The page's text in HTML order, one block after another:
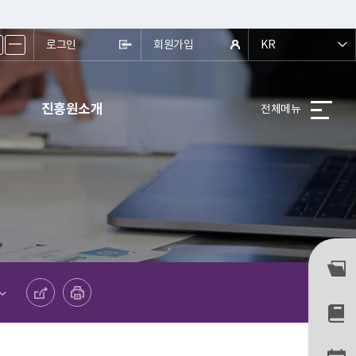
ㅡ 로그인 회원가입 KR
진흥원소개 전체메뉴
공유하기 프린트하기